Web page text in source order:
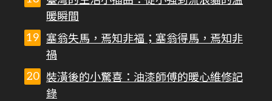
暖瞬間
塞翁失馬，焉知非福；塞翁得馬，焉知非
禍
裝潢後的小驚喜：油漆師傅的暖心維修記
錄